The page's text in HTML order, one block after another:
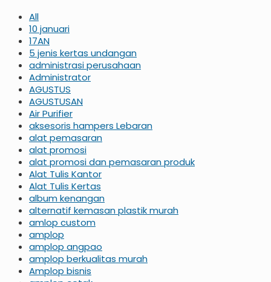
All
10 januari
17AN
5 jenis kertas undangan
administrasi perusahaan
Administrator
AGUSTUS
AGUSTUSAN
Air Purifier
aksesoris hampers Lebaran
alat pemasaran
alat promosi
alat promosi dan pemasaran produk
Alat Tulis Kantor
Alat Tulis Kertas
album kenangan
alternatif kemasan plastik murah
amlop custom
amplop
amplop angpao
amplop berkualitas murah
Amplop bisnis